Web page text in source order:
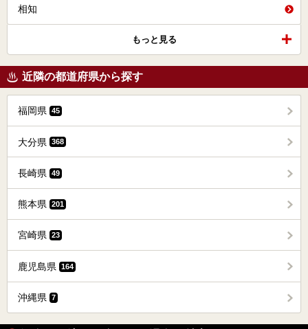
相知
もっと見る
近隣の都道府県から探す
福岡県 45
大分県 368
長崎県 49
熊本県 201
宮崎県 23
鹿児島県 164
沖縄県 7